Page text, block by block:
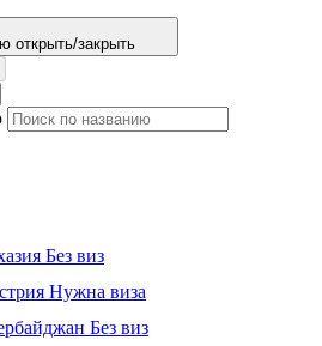
открыть/закрыть
Без виз
Нужна виза
Без виз